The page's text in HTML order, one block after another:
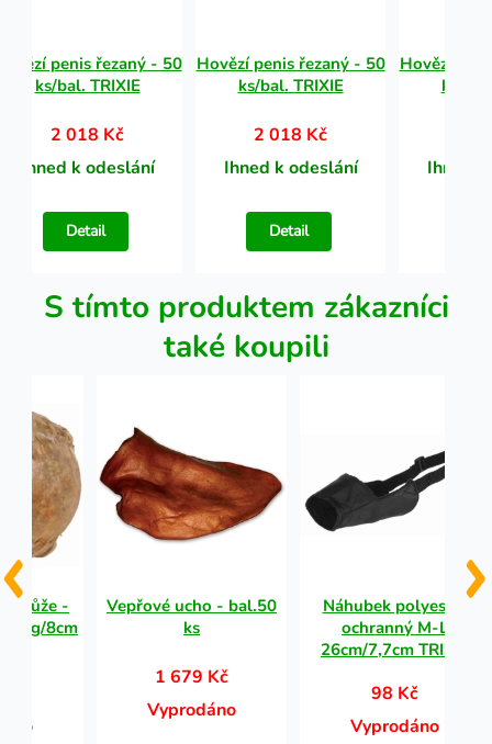
penis řezaný - 50
ks/bal. TRIXIE
2 018 Kč
Ihned k odeslání
Detail
Hovězí penis řezaný - 50
ks/bal. TRIXIE
2 018 Kč
Ihned k odeslání
Detail
Hovězí
ks/
Ihned
S tímto produktem zákazníci
také koupili
kůže -
8cm
Vepřové ucho - bal.50
ks
1 679 Kč
Vyprodáno
Náhubek polyester
ochranný M-L
26cm/7,7cm TRIXIE
98 Kč
Vyprodáno